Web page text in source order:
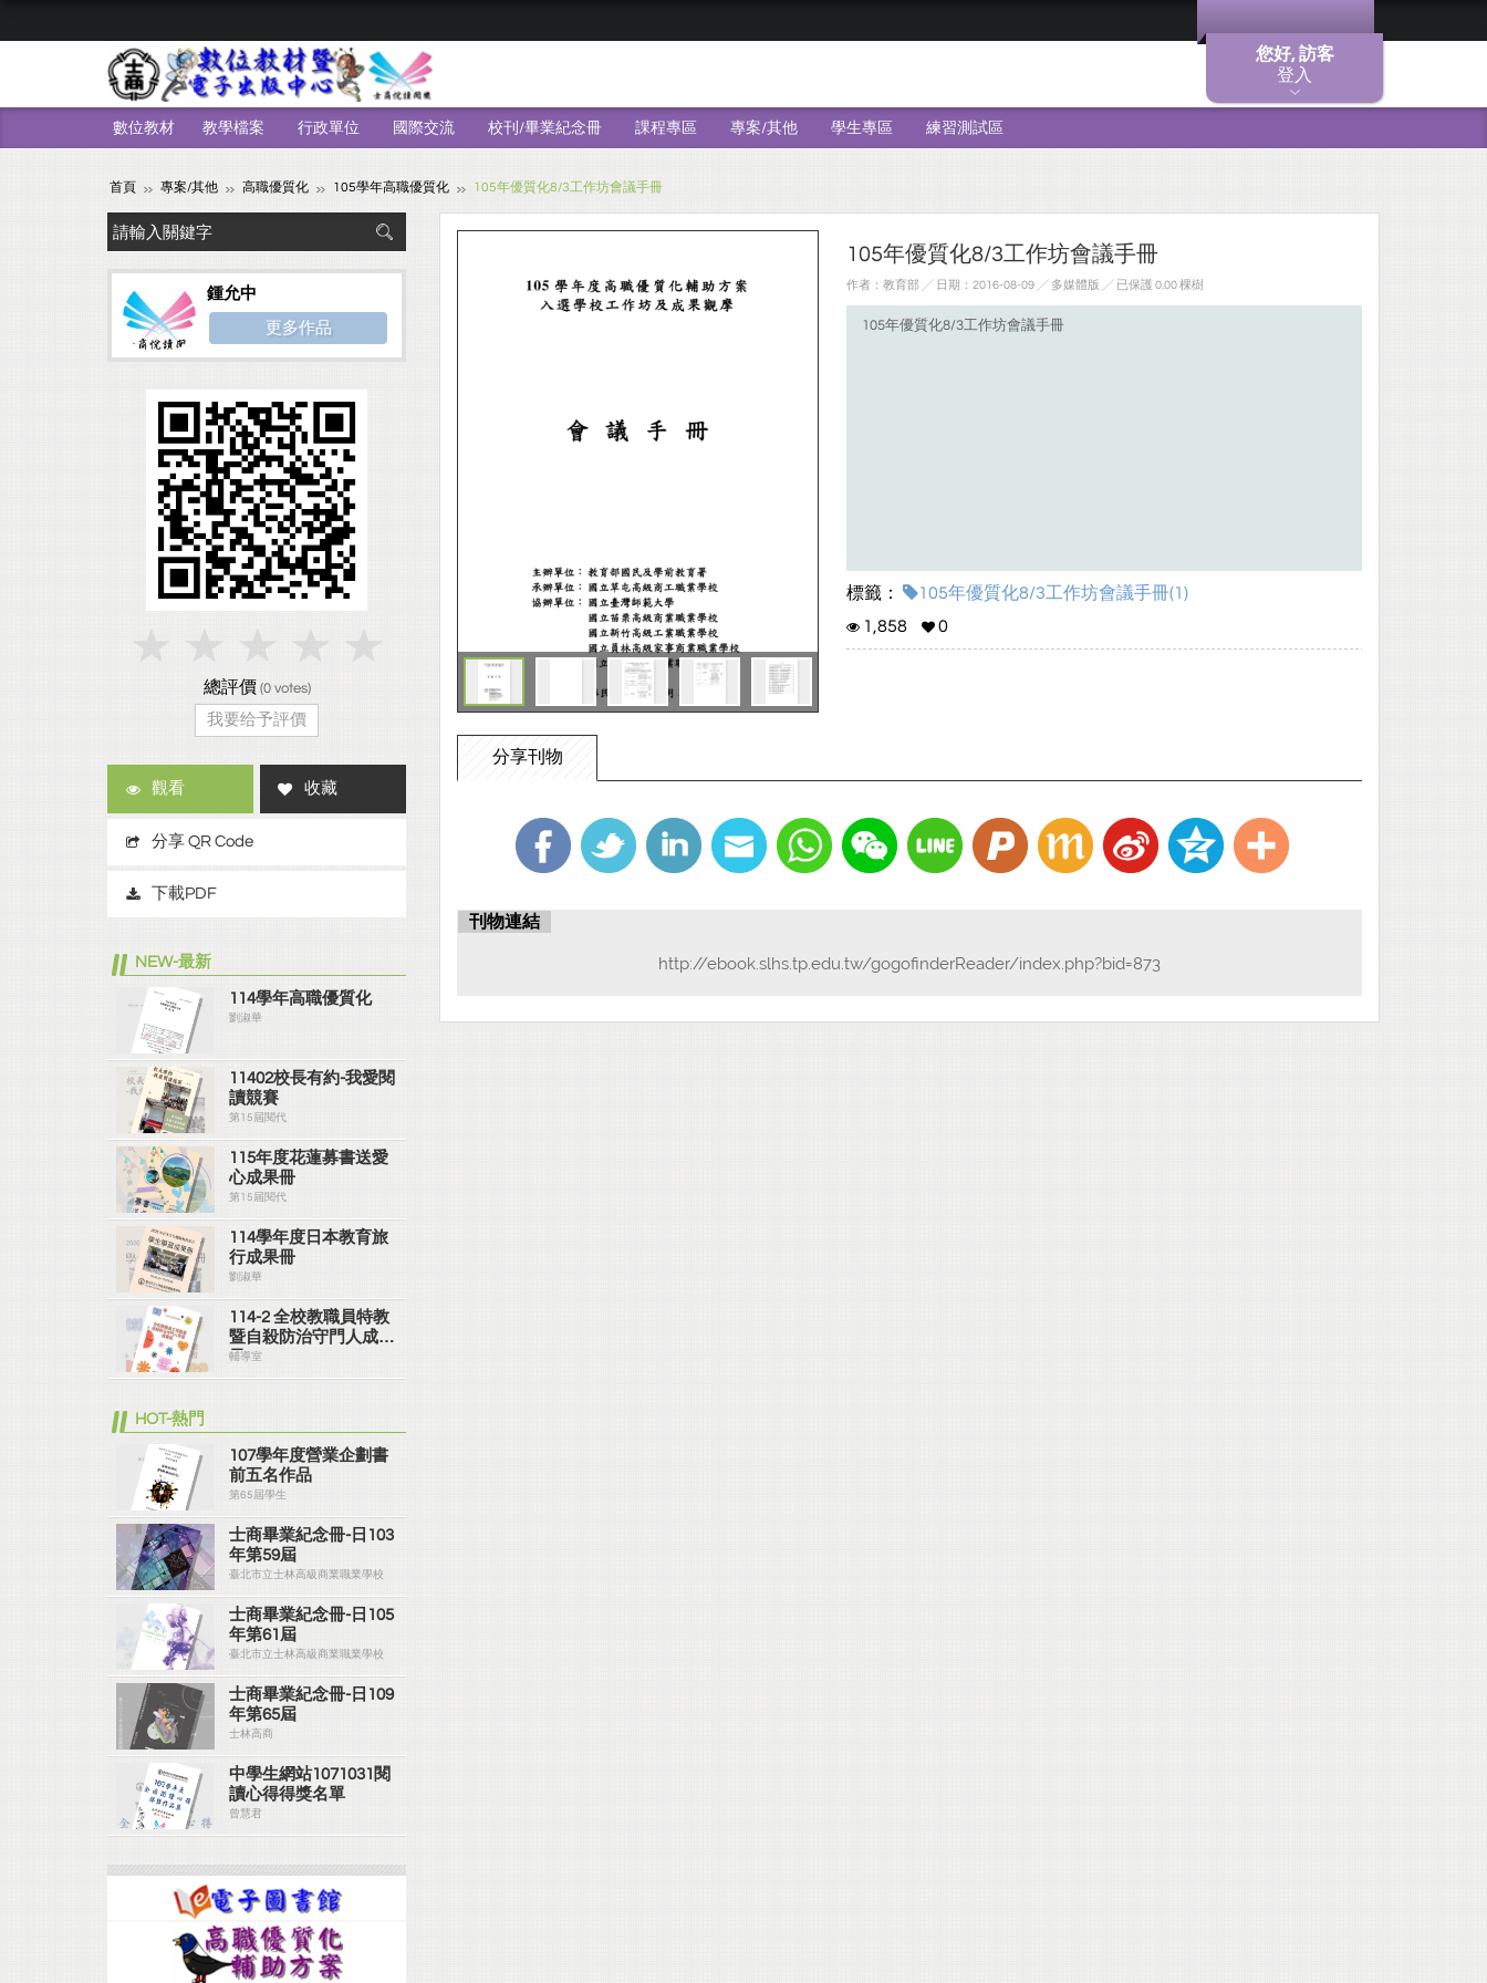
您好, 訪客
登入
數位教材 教學檔案 行政單位 國際交流 校刊/畢業紀念冊 課程專區 專案/其他 學生專區 練習測試區
首頁 專案/其他 高職優質化 105學年高職優質化 105年優質化8/3工作坊會議手冊
105年優質化8/3工作坊會議手冊
作者：教育部 ╱ 日期：2016-08-09 ╱ 多媒體版 ╱ 已保護 0.00 棵樹
105年優質化8/3工作坊會議手冊
標籤：
105年優質化8/3工作坊會議手冊(1)
1,858
0
分享刊物
刊物連結
http://ebook.slhs.tp.edu.tw/gogofinderReader/index.php?bid=873
鍾允中
更多作品
總評價 (0votes)
我要给予評價
觀看 收藏
分享 QR Code
下載PDF
NEW-最新
114學年高職優質化
劉淑華
11402校長有約-我愛閱
讀競賽
第15屆閱代
115年度花蓮募書送愛
心成果冊
第15屆閱代
114學年度日本教育旅
行成果冊
劉淑華
114-2 全校教職員特教
暨自殺防治守門人成果
冊
輔導室
HOT-熱門
107學年度營業企劃書
前五名作品
第65屆學生
士商畢業紀念冊-日103
年第59屆
臺北市立士林高級商業職業學校
士商畢業紀念冊-日105
年第61屆
臺北市立士林高級商業職業學校
士商畢業紀念冊-日109
年第65屆
士林高商
中學生網站1071031閱
讀心得得獎名單
曾慧君